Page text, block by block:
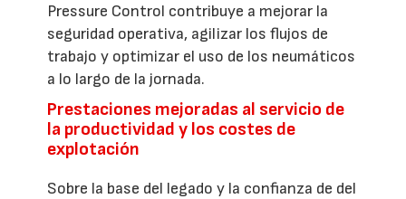
Pressure Control contribuye a mejorar la
seguridad operativa, agilizar los flujos de
trabajo y optimizar el uso de los neumáticos
a lo largo de la jornada.
Prestaciones mejoradas al servicio de
la productividad y los costes de
explotación
Sobre la base del legado y la confianza de del